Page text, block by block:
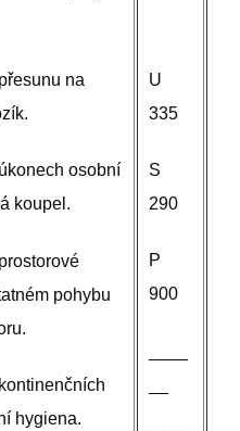
na
osobní
koupel.
pohybu
hygiena.
U
335
S
290
P
900